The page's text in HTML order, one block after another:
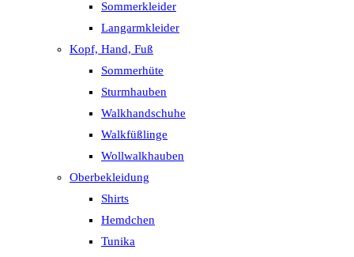
Sommerkleider
Langarmkleider
Kopf, Hand, Fuß
Sommerhüte
Sturmhauben
Walkhandschuhe
Walkfüßlinge
Wollwalkhauben
Oberbekleidung
Shirts
Hemdchen
Tunika